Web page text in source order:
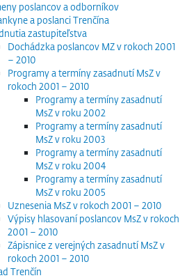
poslancov a odborníkov
a poslanci Trenčína
zastupiteľstva
Dochádzka poslancov MZ v rokoch 2001
– 2010
Programy a termíny zasadnutí MsZ v
rokoch 2001 – 2010
Programy a termíny zasadnutí
MsZ v roku 2002
Programy a termíny zasadnutí
MsZ v roku 2003
Programy a termíny zasadnutí
MsZ v roku 2004
Programy a termíny zasadnutí
MsZ v roku 2005
Uznesenia MsZ v rokoch 2001 – 2010
Výpisy hlasovaní poslancov MsZ v rokoch
2001 – 2010
Zápisnice z verejných zasadnutí MsZ v
rokoch 2001 – 2010
Trenčín